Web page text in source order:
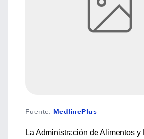
Fuente: MedlinePlus
La Administración de Alimentos y